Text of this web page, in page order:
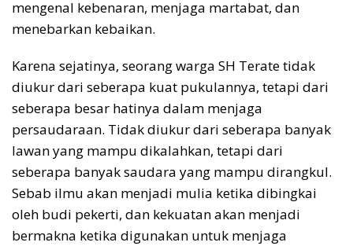
mengenal kebenaran, menjaga martabat, dan
menebarkan kebaikan.
Karena sejatinya, seorang warga SH Terate tidak
diukur dari seberapa kuat pukulannya, tetapi dari
seberapa besar hatinya dalam menjaga
persaudaraan. Tidak diukur dari seberapa banyak
lawan yang mampu dikalahkan, tetapi dari
seberapa banyak saudara yang mampu dirangkul.
Sebab ilmu akan menjadi mulia ketika dibingkai
oleh budi pekerti, dan kekuatan akan menjadi
bermakna ketika digunakan untuk menjaga